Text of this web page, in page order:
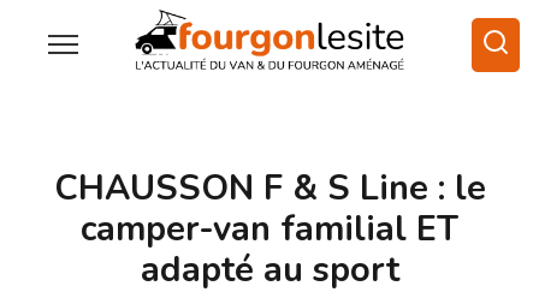
CHAUSSON F & S Line : le
camper-van familial ET
adapté au sport